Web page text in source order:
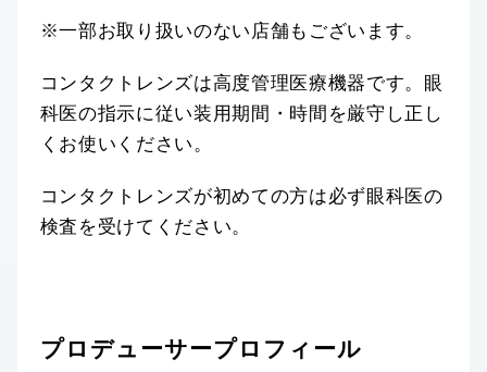
※一部お取り扱いのない店舗もございます。
コンタクトレンズは高度管理医療機器です。眼
科医の指示に従い装用期間・時間を厳守し正し
くお使いください。
コンタクトレンズが初めての方は必ず眼科医の
検査を受けてください。
プロデューサープロフィール